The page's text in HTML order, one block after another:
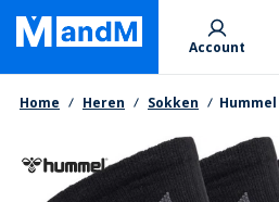
Skip
main
content
Primary departments
Account
Kruimelpad
Home Heren Sokken Hummel